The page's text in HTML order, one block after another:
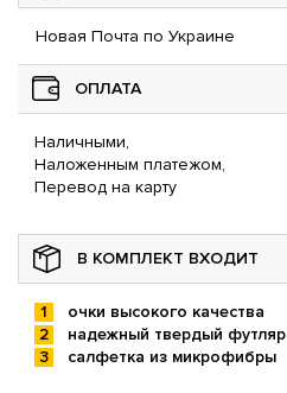
Новая Почта по Украине
ОПЛАТА
Наличными,
Наложенным платежом,
Перевод на карту
В КОМПЛЕКТ ВХОДИТ
очки высокого качества
надежный твердый футляр
салфетка из микрофибры